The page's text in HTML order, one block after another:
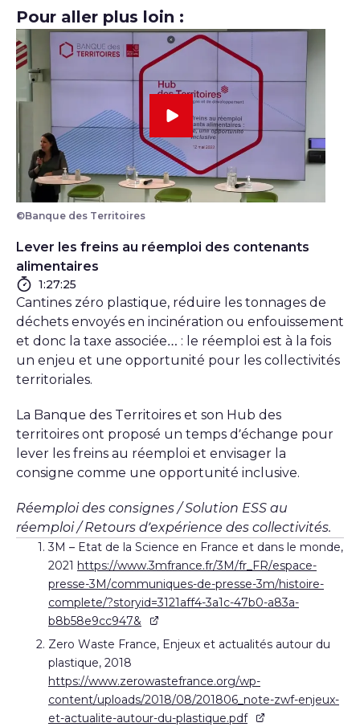
Pour aller plus loin :
Lever les freins au réemploi des contenants
alimentaires
Durée1:27:25
©Banque des Territoires
Cantines zéro plastique, réduire les tonnages de
déchets envoyés en incinération ou enfouissement
et donc la taxe associée… : le réemploi est à la fois
un enjeu et une opportunité pour les collectivités
territoriales.
La Banque des Territoires et son Hub des
territoires ont proposé un temps d’échange pour
lever les freins au réemploi et envisager la
consigne comme une opportunité inclusive.
Réemploi des consignes / Solution ESS au
réemploi / Retours d’expérience des collectivités.
3M – Etat de la Science en France et dans le monde,
2021 https://www.3mfrance.fr/3M/fr_FR/espace-
presse-3M/communiques-de-presse-3m/histoire-
complete/?storyid=3121aff4-3a1c-47b0-a83a-
b8b58e9cc947&
Zero Waste France, Enjeux et actualités autour du
plastique, 2018
https://www.zerowastefrance.org/wp-
content/uploads/2018/08/201806_note-zwf-enjeux-
et-actualite-autour-du-plastique.pdf